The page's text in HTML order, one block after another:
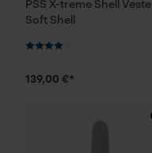
PSS X-treme Shell Veste
Soft Shell
139,00 €*